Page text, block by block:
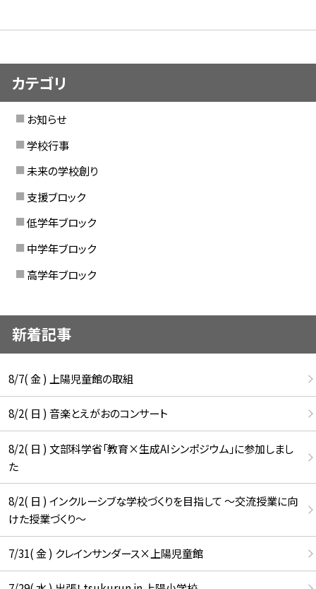
カテゴリ
お知らせ
学校行事
未来の学校創り
支援ブロック
低学年ブロック
中学年ブロック
高学年ブロック
新着記事
8/7( 金 ) 上陽児童館の取組
8/2( 日 ) 音楽とえがおのコンサート
8/2( 日 ) 文部科学省「教育×生成AIシンポジウム」に参加しまし
た
8/2( 日 ) インクルーシブな学校づくりを目指して ～交流授業に向
けた授業づくり～
7/31( 金 ) クレインサンダース×上陽児童館